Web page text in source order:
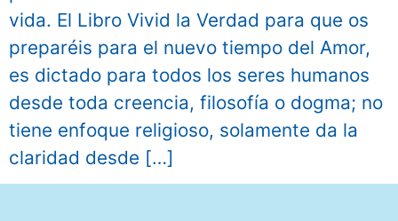
vida. El Libro Vivid la Verdad para que os
preparéis para el nuevo tiempo del Amor,
es dictado para todos los seres humanos
desde toda creencia, filosofía o dogma; no
tiene enfoque religioso, solamente da la
claridad desde […]